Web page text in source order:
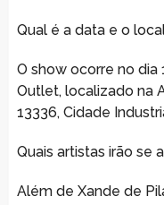
Qual é a data e o
O show ocorre no dia
Outlet, localizado na
13336, Cidade
Quais artistas irão se
Além de Xande de